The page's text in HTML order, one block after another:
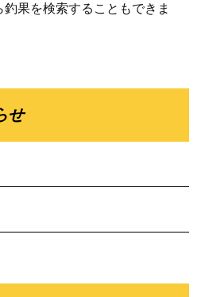
果を検索することもできま
せ